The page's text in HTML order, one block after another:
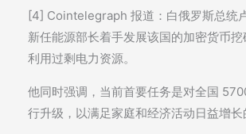
[4] Cointelegraph 报道：白俄罗斯总统
新任能源部长着手发展该国的加密货币
利用过剩电力资源。
他同时强调，当前首要任务是对全国
行升级，以满足家庭和经济活动日益增长